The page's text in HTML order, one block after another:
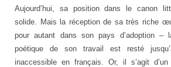
Aujourd’hui, sa position dans le canon
solide. Mais la réception de sa très riche
pour autant dans son pays d’adoption –
poétique de son travail est resté
inaccessible en français. Or, il s’agit